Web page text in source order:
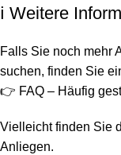
ℹ️ Weitere
Falls Sie noch mehr
suchen, finden Sie
👉 FAQ – Häufig
Vielleicht finden Sie
Anliegen.